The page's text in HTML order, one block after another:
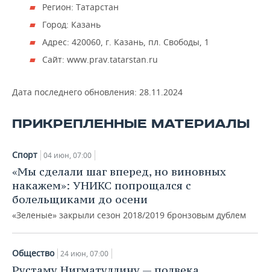
Регион: Татарстан
Город: Казань
Адрес: 420060, г. Казань, пл. Свободы, 1
Сайт: www.prav.tatarstan.ru
Дата последнего обновления: 28.11.2024
ПРИКРЕПЛЕННЫЕ МАТЕРИАЛЫ
Спорт 04 июн, 07:00
«Мы сделали шаг вперед, но виновных
накажем»: УНИКС попрощался с
болельщиками до осени
«Зеленые» закрыли сезон 2018/2019 бронзовым дублем
Общество 24 июн, 07:00